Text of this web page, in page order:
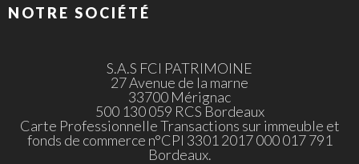
NOTRE SOCIÉTÉ
S.A.S FCI PATRIMOINE
27 Avenue de la marne
33700 Mérignac
500 130 059 RCS Bordeaux
Carte Professionnelle Transactions sur immeuble et
fonds de commerce n°CPI 3301 2017 000 017 791
Bordeaux.